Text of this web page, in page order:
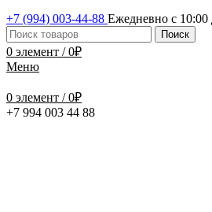
+7 (994) 003-44-88 Ежедневно с 10:00
Поиск
0 элемент / 0₽
Меню
0 элемент / 0₽
+7 994 003 44 88